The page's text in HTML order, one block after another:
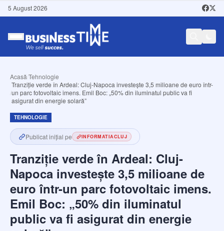
5 August 2026
Echipa
Acasă/Tehnologie
/
Tranziție verde în Ardeal: Cluj-Napoca investește 3,5 milioane de euro într-
un parc fotovoltaic imens. Emil Boc: „50% din iluminatul public va fi
asigurat din energie solară”
TEHNOLOGIE
Publicat inițial pe INFORMATIACLUJ
Tranziție verde în Ardeal: Cluj-
Napoca investește 3,5 milioane de
euro într-un parc fotovoltaic imens.
Emil Boc: „50% din iluminatul
public va fi asigurat din energie